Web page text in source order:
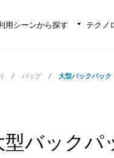
用シーンから探す テクノ
バッグ 大型バックパック
型バックパ